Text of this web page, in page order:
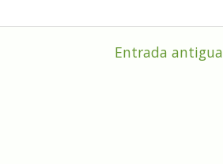
Entrada antigua